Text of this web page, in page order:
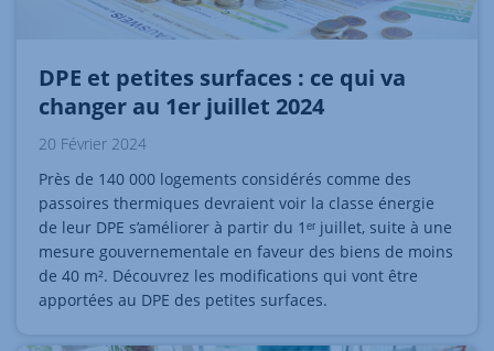
DPE et petites surfaces : ce qui va
changer au 1er juillet 2024
20 Février 2024
Près de 140 000 logements considérés comme des
passoires thermiques devraient voir la classe énergie
de leur DPE s’améliorer à partir du 1ᵉʳ juillet, suite à une
mesure gouvernementale en faveur des biens de moins
de 40 m². Découvrez les modifications qui vont être
apportées au DPE des petites surfaces.